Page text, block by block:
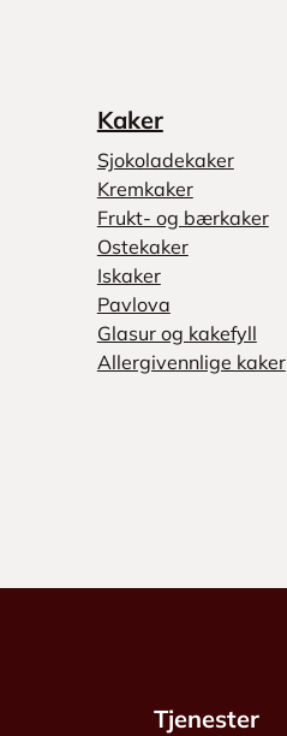
Kaker
Sjokoladekaker
Kremkaker
Frukt- og bærkaker
Ostekaker
Iskaker
Pavlova
Glasur og kakefyll
Allergivennlige kaker
Tjenester